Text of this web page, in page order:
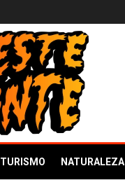
TURISMO NATURALEZA